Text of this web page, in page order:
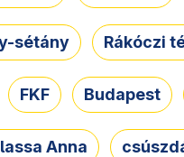
sétány Rákóczi
FKF Budapest
Anna